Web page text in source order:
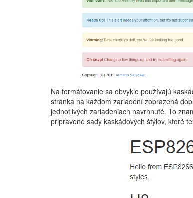
Na formátovanie sa obvykle používajú
stránka na každom zariadení zobrazená
jednotlivých zariadeniach navrhnuté. To
pripravené sady kaskádových štýlov, ktoré